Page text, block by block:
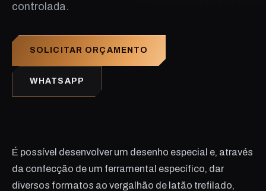
controlada.
SOLICITAR ORÇAMENTO
WHATSAPP
É possível desenvolver um desenho especial e, através
da confecção de um ferramental específico, dar
diversos formatos ao vergalhão de latão trefilado,